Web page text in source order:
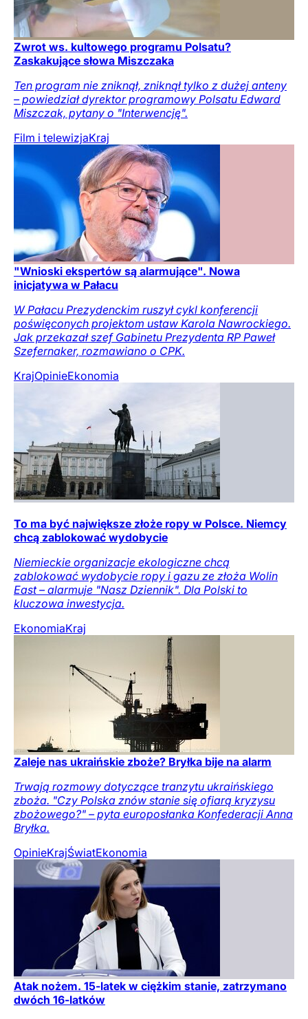
Zwrot ws. kultowego programu Polsatu?
Zaskakujące słowa Miszczaka
Ten program nie zniknął, zniknął tylko z dużej anteny
– powiedział dyrektor programowy Polsatu Edward
Miszczak, pytany o "Interwencję".
Film i telewizjaKraj
"Wnioski ekspertów są alarmujące". Nowa
inicjatywa w Pałacu
W Pałacu Prezydenckim ruszył cykl konferencji
poświęconych projektom ustaw Karola Nawrockiego.
Jak przekazał szef Gabinetu Prezydenta RP Paweł
Szefernaker, rozmawiano o CPK.
KrajOpinieEkonomia
To ma być największe złoże ropy w Polsce. Niemcy
chcą zablokować wydobycie
Niemieckie organizacje ekologiczne chcą
zablokować wydobycie ropy i gazu ze złoża Wolin
East – alarmuje "Nasz Dziennik". Dla Polski to
kluczowa inwestycja.
EkonomiaKraj
Zaleje nas ukraińskie zboże? Bryłka bije na alarm
Trwają rozmowy dotyczące tranzytu ukraińskiego
zboża. "Czy Polska znów stanie się ofiarą kryzysu
zbożowego?" – pyta europosłanka Konfederacji Anna
Bryłka.
OpinieKrajŚwiatEkonomia
Atak nożem. 15-latek w ciężkim stanie, zatrzymano
dwóch 16-latków